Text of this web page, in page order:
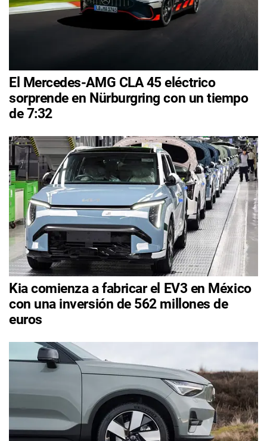
El Mercedes-AMG CLA 45 eléctrico
sorprende en Nürburgring con un tiempo
de 7:32
Kia comienza a fabricar el EV3 en México
con una inversión de 562 millones de
euros